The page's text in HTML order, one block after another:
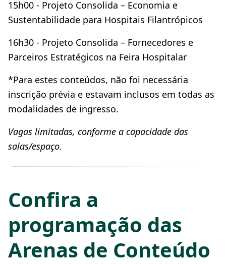
15h00 - Projeto Consolida – Economia e
Sustentabilidade para Hospitais Filantrópicos
16h30 - Projeto Consolida – Fornecedores e
Parceiros Estratégicos na Feira Hospitalar
*Para estes conteúdos, não foi necessária
inscrição prévia e estavam inclusos em todas as
modalidades de ingresso.
Vagas limitadas, conforme a capacidade das
salas/espaço.
Confira a
programação das
Arenas de Conteúdo